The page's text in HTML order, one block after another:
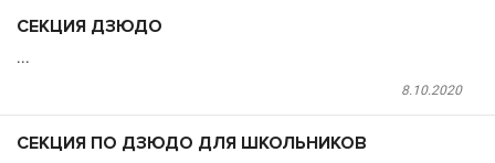
СЕКЦИЯ ДЗЮДО
...
8.10.2020
СЕКЦИЯ ПО ДЗЮДО ДЛЯ ШКОЛЬНИКОВ